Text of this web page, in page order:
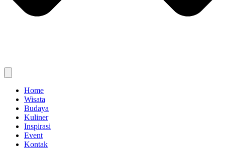
Home
Wisata
Budaya
Kuliner
Inspirasi
Event
Kontak